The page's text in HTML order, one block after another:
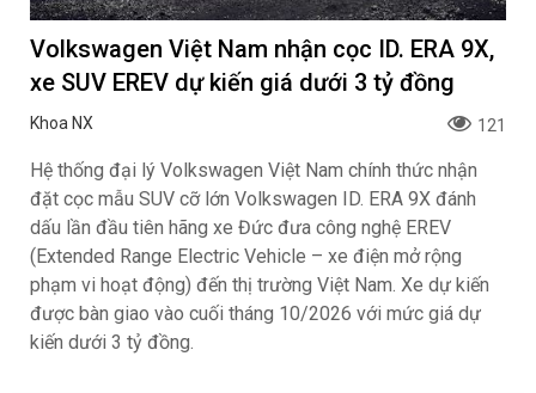
Volkswagen Việt Nam nhận cọc ID. ERA 9X,
xe SUV EREV dự kiến giá dưới 3 tỷ đồng
Khoa NX 121
Hệ thống đại lý Volkswagen Việt Nam chính thức nhận
đặt cọc mẫu SUV cỡ lớn Volkswagen ID. ERA 9X đánh
dấu lần đầu tiên hãng xe Đức đưa công nghệ EREV
(Extended Range Electric Vehicle – xe điện mở rộng
phạm vi hoạt động) đến thị trường Việt Nam. Xe dự kiến
được bàn giao vào cuối tháng 10/2026 với mức giá dự
kiến dưới 3 tỷ đồng.